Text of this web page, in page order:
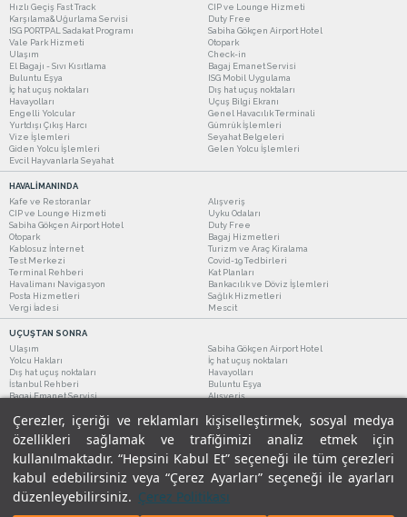
Çerezler, içeriği ve reklamları kişiselleştirmek, sosyal medya
özellikleri sağlamak ve trafiğimizi analiz etmek için
kullanılmaktadır. “Hepsini Kabul Et” seçeneği ile tüm çerezleri
kabul edebilirsiniz veya “Çerez Ayarları” seçeneği ile ayarları
düzenleyebilirsiniz. Çerez Politikası
Hızlı Geçiş Fast Track
CIP ve Lounge Hizmeti
Karşılama&Uğurlama Servisi
Duty Free
ISG PORTPAL Sadakat Programı
Sabiha Gökçen Airport Hotel
Vale Park Hizmeti
Otopark
Ulaşım
Check-in
El Bagajı - Sıvı Kısıtlama
Bagaj Emanet Servisi
Buluntu Eşya
ISG Mobil Uygulama
İç hat uçuş noktaları
Dış hat uçuş noktaları
Havayolları
Uçuş Bilgi Ekranı
Engelli Yolcular
Genel Havacılık Terminali
Yurtdışı Çıkış Harcı
Gümrük İşlemleri
Vize İşlemleri
Seyahat Belgeleri
Giden Yolcu İşlemleri
Gelen Yolcu İşlemleri
Evcil Hayvanlarla Seyahat
HAVALİMANINDA
Kafe ve Restoranlar
Alışveriş
CIP ve Lounge Hizmeti
Uyku Odaları
Sabiha Gökçen Airport Hotel
Duty Free
Otopark
Bagaj Hizmetleri
Kablosuz İnternet
Turizm ve Araç Kiralama
Test Merkezi
Covid-19 Tedbirleri
Terminal Rehberi
Kat Planları
Havalimanı Navigasyon
Bankacılık ve Döviz İşlemleri
Posta Hizmetleri
Sağlık Hizmetleri
Vergi İadesi
Mescit
UÇUŞTAN SONRA
Ulaşım
Sabiha Gökçen Airport Hotel
Yolcu Hakları
İç hat uçuş noktaları
Dış hat uçuş noktaları
Havayolları
İstanbul Rehberi
Buluntu Eşya
Bagaj Emanet Servisi
Alışveriş